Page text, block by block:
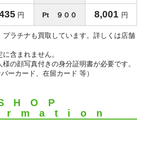
鉄
ック 等
オカード
券・その他
優待券
円 Pt ９００ 8,001 円
ラチナも買取しています。詳しくは店舗
含まれません。
の顔写真付きの身分証明書が必要です。
ーカード、在留カード 等）